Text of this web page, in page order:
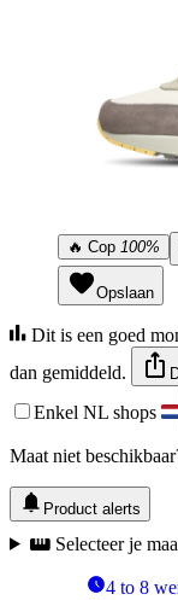
🔥 Cop 100%
Opslaan
Dit is een goed
dan gemiddeld.
Enkel NL shops
Maat niet
Product alerts
Selecteer je
4 to 8